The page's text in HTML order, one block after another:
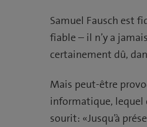
Samuel Fausch est
fiable – il n’y a
certainement dû,
Mais peut-être
informatique, lequel
sourit: «Jusqu’à